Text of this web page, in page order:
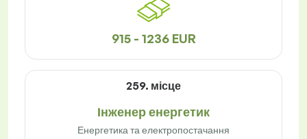
915 - 1236 EUR
259. місце
Інженер енергетик
Енергетика та електропостачання